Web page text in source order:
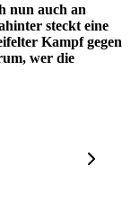
nun auch an
steckt eine
Kampf gegen
wer die